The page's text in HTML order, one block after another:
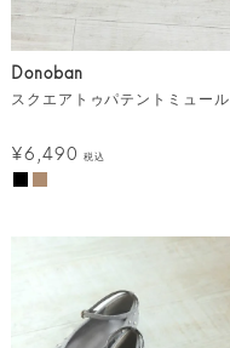
Donoban
スクエアトゥパテントミュール
¥6,490 税込